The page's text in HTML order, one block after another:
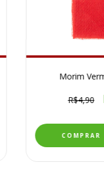
Morim
R$4,90